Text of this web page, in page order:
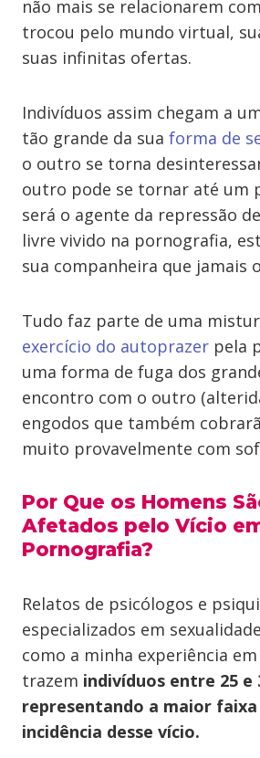
não mais se relacionarem
trocou pelo mundo virtual,
suas infinitas ofertas.
Indivíduos assim chegam a
tão grande da sua forma de
o outro se torna
outro pode se tornar até um
será o agente da repressão
livre vivido na pornografia,
sua companheira que jamais
Tudo faz parte de uma
exercício do autoprazer pela
uma forma de fuga dos
encontro com o outro
engodos que também
muito provavelmente com
Por Que os Homens
Afetados pelo Vício
Pornografia?
Relatos de psicólogos e
especializados em
como a minha experiência
trazem indivíduos entre 25 e
representando a maior
incidência desse vício.